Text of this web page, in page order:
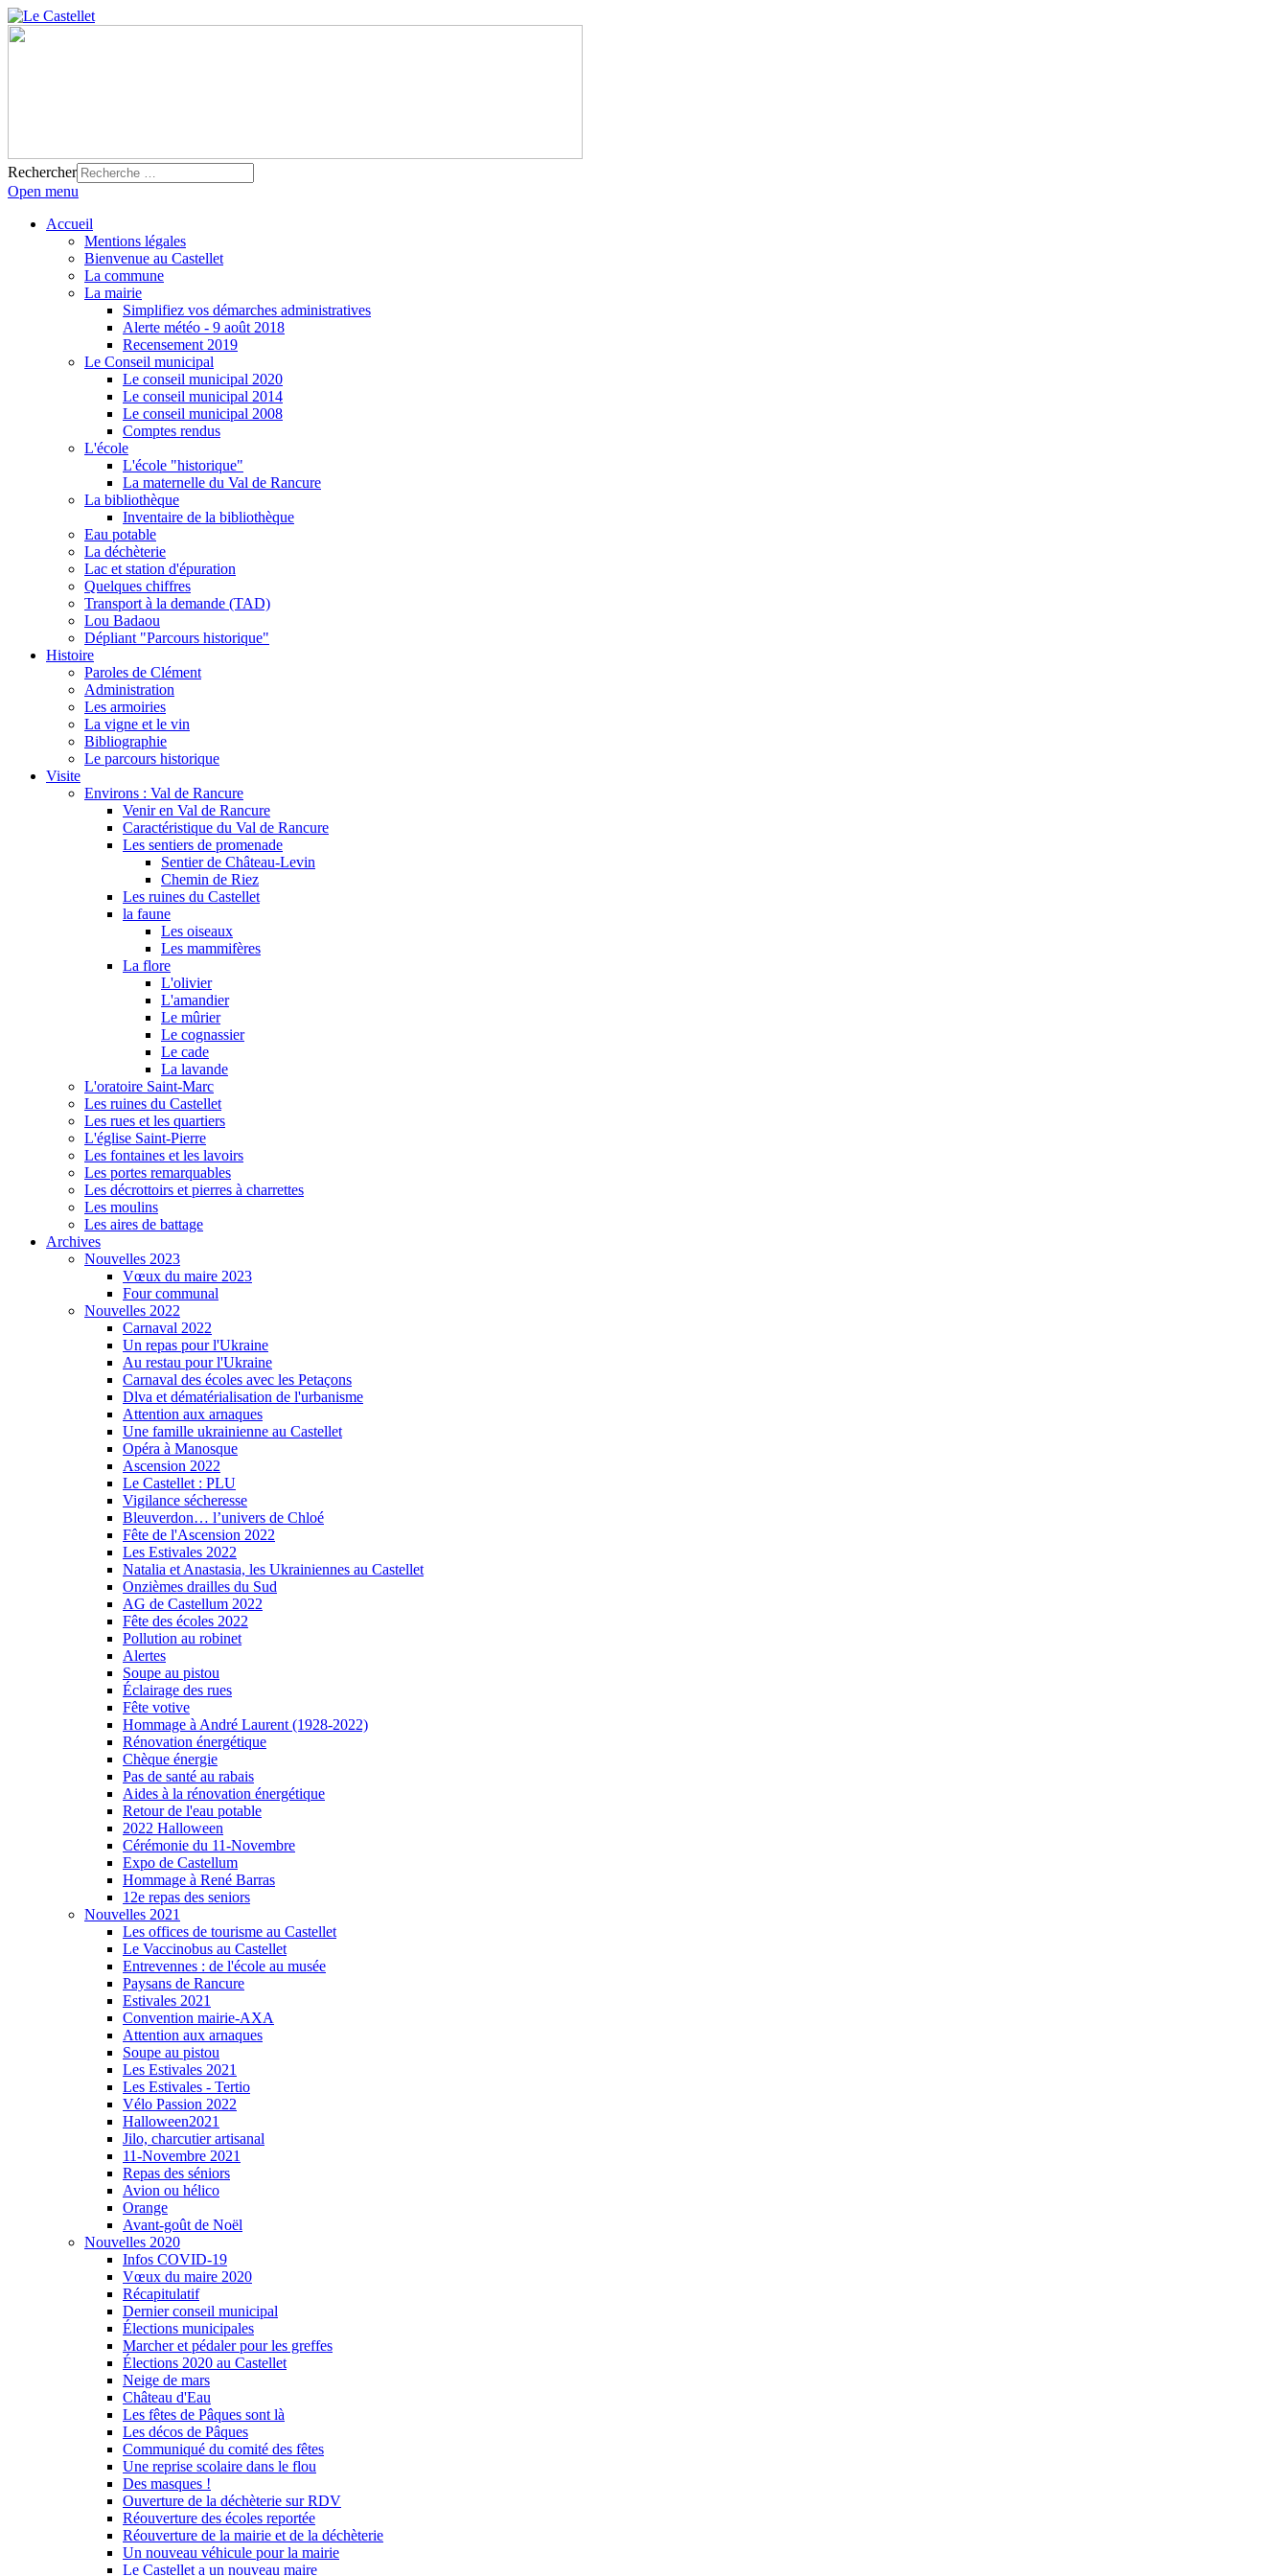
Rechercher
Open menu
Accueil
Mentions légales
Bienvenue au Castellet
La commune
La mairie
Simplifiez vos démarches administratives
Alerte météo - 9 août 2018
Recensement 2019
Le Conseil municipal
Le conseil municipal 2020
Le conseil municipal 2014
Le conseil municipal 2008
Comptes rendus
L'école
L'école "historique"
La maternelle du Val de Rancure
La bibliothèque
Inventaire de la bibliothèque
Eau potable
La déchèterie
Lac et station d'épuration
Quelques chiffres
Transport à la demande (TAD)
Lou Badaou
Dépliant "Parcours historique"
Histoire
Paroles de Clément
Administration
Les armoiries
La vigne et le vin
Bibliographie
Le parcours historique
Visite
Environs : Val de Rancure
Venir en Val de Rancure
Caractéristique du Val de Rancure
Les sentiers de promenade
Sentier de Château-Levin
Chemin de Riez
Les ruines du Castellet
la faune
Les oiseaux
Les mammifères
La flore
L'olivier
L'amandier
Le mûrier
Le cognassier
Le cade
La lavande
L'oratoire Saint-Marc
Les ruines du Castellet
Les rues et les quartiers
L'église Saint-Pierre
Les fontaines et les lavoirs
Les portes remarquables
Les décrottoirs et pierres à charrettes
Les moulins
Les aires de battage
Archives
Nouvelles 2023
Vœux du maire 2023
Four communal
Nouvelles 2022
Carnaval 2022
Un repas pour l'Ukraine
Au restau pour l'Ukraine
Carnaval des écoles avec les Petaçons
Dlva et dématérialisation de l'urbanisme
Attention aux arnaques
Une famille ukrainienne au Castellet
Opéra à Manosque
Ascension 2022
Le Castellet : PLU
Vigilance sécheresse
Bleuverdon… l’univers de Chloé
Fête de l'Ascension 2022
Les Estivales 2022
Natalia et Anastasia, les Ukrainiennes au Castellet
Onzièmes drailles du Sud
AG de Castellum 2022
Fête des écoles 2022
Pollution au robinet
Alertes
Soupe au pistou
Éclairage des rues
Fête votive
Hommage à André Laurent (1928-2022)
Rénovation énergétique
Chèque énergie
Pas de santé au rabais
Aides à la rénovation énergétique
Retour de l'eau potable
2022 Halloween
Cérémonie du 11-Novembre
Expo de Castellum
Hommage à René Barras
12e repas des seniors
Nouvelles 2021
Les offices de tourisme au Castellet
Le Vaccinobus au Castellet
Entrevennes : de l'école au musée
Paysans de Rancure
Estivales 2021
Convention mairie-AXA
Attention aux arnaques
Soupe au pistou
Les Estivales 2021
Les Estivales - Tertio
Vélo Passion 2022
Halloween2021
Jilo, charcutier artisanal
11-Novembre 2021
Repas des séniors
Avion ou hélico
Orange
Avant-goût de Noël
Nouvelles 2020
Infos COVID-19
Vœux du maire 2020
Récapitulatif
Dernier conseil municipal
Élections municipales
Marcher et pédaler pour les greffes
Élections 2020 au Castellet
Neige de mars
Château d'Eau
Les fêtes de Pâques sont là
Les décos de Pâques
Communiqué du comité des fêtes
Une reprise scolaire dans le flou
Des masques !
Ouverture de la déchèterie sur RDV
Réouverture des écoles reportée
Réouverture de la mairie et de la déchèterie
Un nouveau véhicule pour la mairie
Le Castellet a un nouveau maire